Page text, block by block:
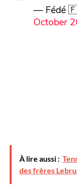
— Fédé
October
À lire aussi :
des frères